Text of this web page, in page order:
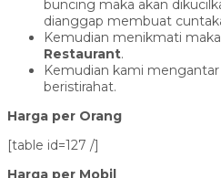
buncing maka akan
dianggap membuat
Kemudian menikmati
Restaurant.
Kemudian kami
beristirahat.
Harga per Orang
[table id=127 /]
Harga per Mobil